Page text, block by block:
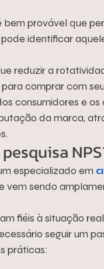
provável que
identificar
reduzir a
comprar com
consumidores e
da marca,
especializado em
vem sendo
fiéis à situação
seguir um
práticas: